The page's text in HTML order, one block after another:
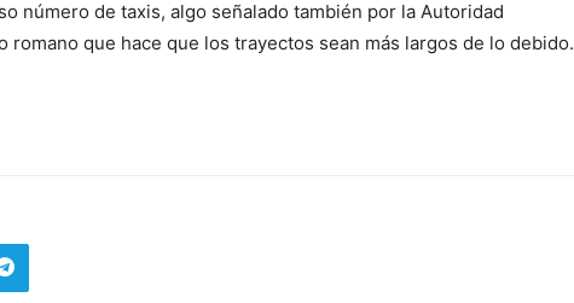
número de taxis, algo señalado también por la Autoridad
romano que hace que los trayectos sean más largos de lo debido.